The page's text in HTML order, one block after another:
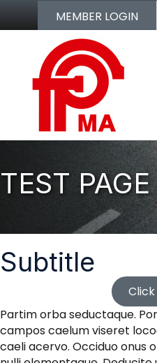
MEMBER LOGIN
TEST PAGE
Subtitle
Partim orba seductaque.
campos caelum viseret
caeli acervo. Occiduo onus